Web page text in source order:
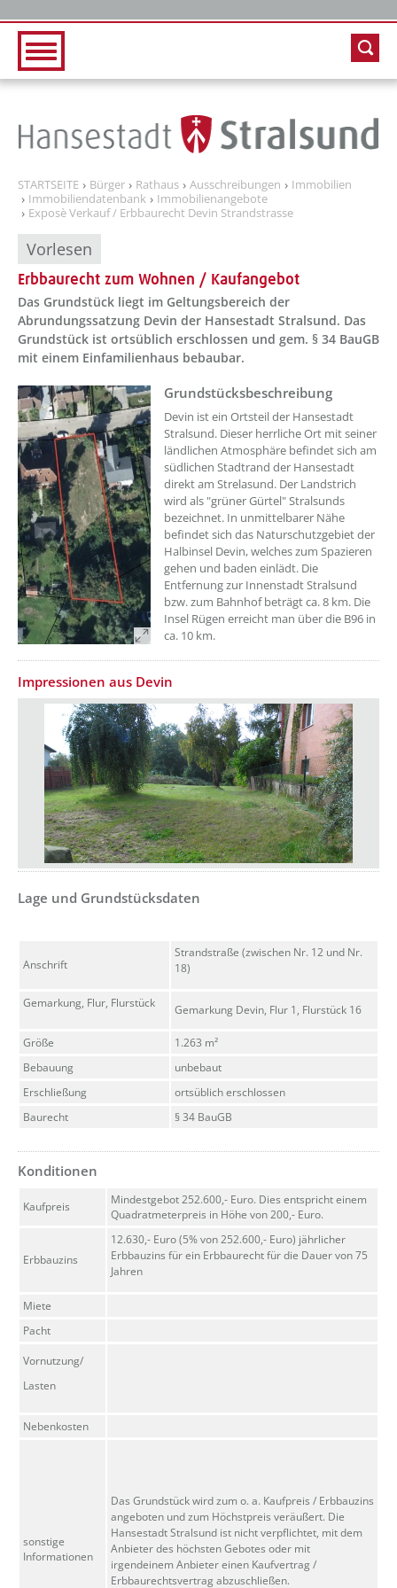
STARTSEITE Bürger Rathaus Ausschreibungen
Immobilien
Immobiliendatenbank
Immobilienangebote
Exposè Verkauf / Erbbaurecht Devin Strandstrasse
Vorlesen
Erbbaurecht zum Wohnen / Kaufangebot
Das Grundstück liegt im Geltungsbereich der
Abrundungssatzung Devin der Hansestadt Stralsund. Das
Grundstück ist ortsüblich erschlossen und gem. § 34 BauGB
mit einem Einfamilienhaus bebaubar.
??? absaetzeOben[1]/titel ???Grundstücksbeschreibung
Devin ist ein Ortsteil der Hansestadt
Stralsund. Dieser herrliche Ort mit seiner
ländlichen Atmosphäre befindet sich am
südlichen Stadtrand der Hansestadt
direkt am Strelasund. Der Landstrich
wird als "grüner Gürtel" Stralsunds
bezeichnet. In unmittelbarer Nähe
befindet sich das Naturschutzgebiet der
Halbinsel Devin, welches zum Spazieren
gehen und baden einlädt. Die
Entfernung zur Innenstadt Stralsund
bzw. zum Bahnhof beträgt ca. 8 km. Die
Insel Rügen erreicht man über die B96 in
ca. 10 km.
Impressionen aus Devin
??? absaetzeUnten[1]/titel ???
Lage und Grundstücksdaten
Anschrift
Strandstraße (zwischen Nr. 12 und Nr.
18)
Gemarkung, Flur, Flurstück Gemarkung Devin, Flur 1, Flurstück 16
Größe
1.263 m²
Bebauung
unbebaut
Erschließung
ortsüblich erschlossen
Baurecht
§ 34 BauGB
??? absaetzeUnten[2]/titel ???
Konditionen
Kaufpreis
Mindestgebot 252.600,- Euro. Dies entspricht einem
Quadratmeterpreis in Höhe von 200,- Euro.
Erbbauzins
12.630,- Euro (5% von 252.600,- Euro) jährlicher
Erbbauzins für ein Erbbaurecht für die Dauer von 75
Jahren
Miete
Pacht
Vornutzung/
Lasten
Nebenkosten
sonstige
Informationen
Das Grundstück wird zum o. a. Kaufpreis / Erbbauzins
angeboten und zum Höchstpreis veräußert. Die
Hansestadt Stralsund ist nicht verpflichtet, mit dem
Anbieter des höchsten Gebotes oder mit
irgendeinem Anbieter einen Kaufvertrag /
Erbbaurechtsvertrag abzuschließen.